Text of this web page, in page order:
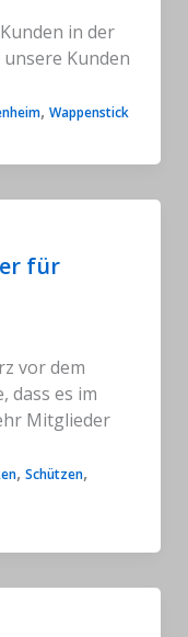
in der
Kunden
, Wappenstick
für
vor dem
dass es im
Mitglieder
, Schützen,